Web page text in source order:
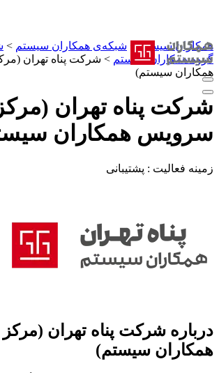
همکاران سیستم> شبکه‌ی همکاران سیستم >
گروه همکاران سیستم > شرکت پناه تهران
همکاران سیستم)
شرکت پناه تهران (مرکز
سرویس همکاران
زمینه فعالیت : پشتیبانی
درباره‌ شرکت پناه تهران
همکاران سیستم)